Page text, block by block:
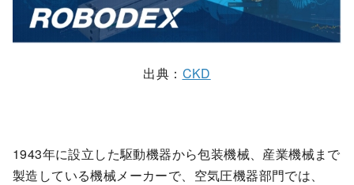
出典： CKD
1943年に設立した駆動機器から包装機械、産業機械まで
製造している機械メーカーで、空気圧機器部門では、